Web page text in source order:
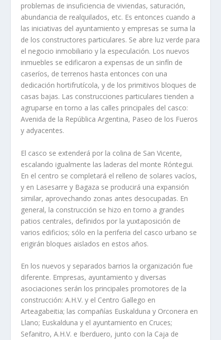
problemas de insuficiencia de viviendas, saturación,
abundancia de realquilados, etc. Es entonces cuando a
las iniciativas del ayuntamiento y empresas se suma la
de los constructores particulares. Se abre luz verde para
el negocio inmobiliario y la especulación. Los nuevos
inmuebles se edificaron a expensas de un sinfí­n de
caserí­os, de terrenos hasta entonces con una
dedicación hortifrutí­cola, y de los primitivos bloques de
casas bajas. Las construcciones particulares tienden a
agruparse en torno a las calles principales del casco:
Avenida de la República Argentina, Paseo de los Fueros
y adyacentes.
El casco se extenderá por la colina de San Vicente,
escalando igualmente las laderas del monte Róntegui.
En el centro se completará el relleno de solares vací­os,
y en Lasesarre y Bagaza se producirá una expansión
similar, aprovechando zonas antes desocupadas. En
general, la construcción se hizo en torno a grandes
patios centrales, definidos por la yuxtaposición de
varios edificios; sólo en la periferia del casco urbano se
erigirán bloques aislados en estos años.
En los nuevos y separados barrios la organización fue
diferente. Empresas, ayuntamiento y diversas
asociaciones serán los principales promotores de la
construcción: A.H.V. y el Centro Gallego en
Arteagabeitia; las compañí­as Euskalduna y Orconera en
Llano; Euskalduna y el ayuntamiento en Cruces;
Sefanitro, A.H.V. e Iberduero, junto con la Caja de